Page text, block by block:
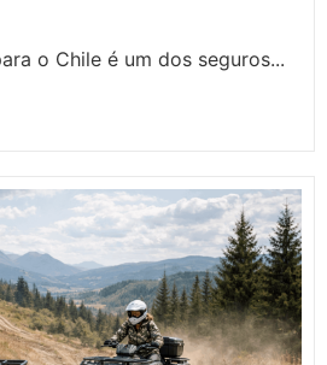
o Chile é um dos seguros...